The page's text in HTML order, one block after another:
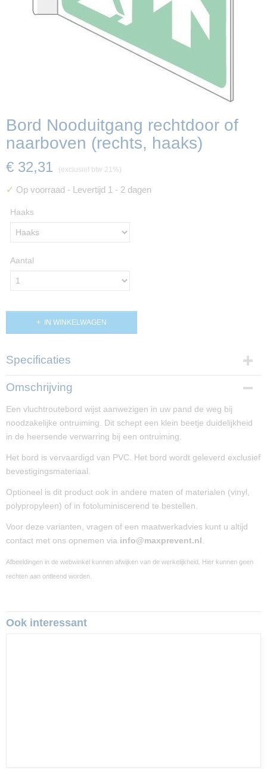
Bord Nooduitgang rechtdoor of
naarboven (rechts, haaks)
€ 32,31 (exclusief btw 21%)
✓ Op voorraad - Levertijd 1 - 2 dagen
Haaks
Aantal
IN WINKELWAGEN
Specificaties
Productcode
PP0-50-249
Afmetingen (l,b,h)
15 x 30 x 0 cm
Omschrijving
Een vluchtroutebord wijst aanwezigen in uw pand de weg bij
noodzakelijke ontruiming. Dit schept een klein beetje duidelijkheid
in de heersende verwarring bij een ontruiming.
Het bord is vervaardigd van PVC. Het bord wordt geleverd exclusief
bevestigingsmateriaal.
Optioneel is dit product ook in andere maten of materialen (vinyl,
polypropyleen) of in fotoluminiscerend te bestellen.
Voor deze varianten, vragen of een maatwerkadvies kunt u altijd
contact met ons opnemen via info@maxprevent.nl
Afbeeldingen in de webwinkel kunnen afwijken van de werkelijkheid. Hier kunnen geen
rechten aan ontleend worden.
Ook interessant